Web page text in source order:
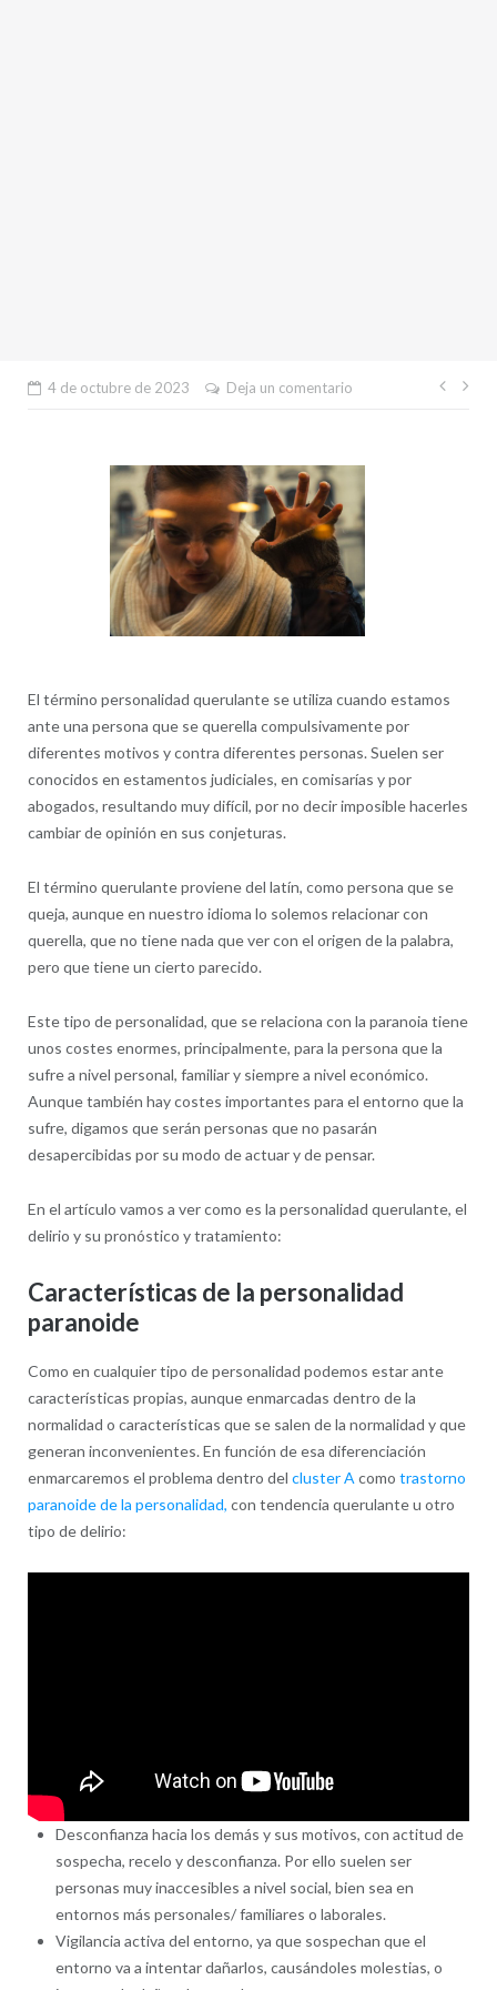
4 de octubre de 2023 Deja un comentario
El término personalidad querulante se utiliza cuando estamos
ante una persona que se querella compulsivamente por
diferentes motivos y contra diferentes personas. Suelen ser
conocidos en estamentos judiciales, en comisarías y por
abogados, resultando muy difícil, por no decir imposible hacerles
cambiar de opinión en sus conjeturas.
El término querulante proviene del latín, como persona que se
queja, aunque en nuestro idioma lo solemos relacionar con
querella, que no tiene nada que ver con el origen de la palabra,
pero que tiene un cierto parecido.
Este tipo de personalidad, que se relaciona con la paranoia tiene
unos costes enormes, principalmente, para la persona que la
sufre a nivel personal, familiar y siempre a nivel económico.
Aunque también hay costes importantes para el entorno que la
sufre, digamos que serán personas que no pasarán
desapercibidas por su modo de actuar y de pensar.
En el artículo vamos a ver como es la personalidad querulante, el
delirio y su pronóstico y tratamiento:
Características de la personalidad
paranoide
Como en cualquier tipo de personalidad podemos estar ante
características propias, aunque enmarcadas dentro de la
normalidad o características que se salen de la normalidad y que
generan inconvenientes. En función de esa diferenciación
enmarcaremos el problema dentro del cluster A como trastorno
paranoide de la personalidad, con tendencia querulante u otro
tipo de delirio:
Desconfianza hacia los demás y sus motivos, con actitud de
sospecha, recelo y desconfianza. Por ello suelen ser
personas muy inaccesibles a nivel social, bien sea en
entornos más personales/ familiares o laborales.
Vigilancia activa del entorno, ya que sospechan que el
entorno va a intentar dañarlos, causándoles molestias, o